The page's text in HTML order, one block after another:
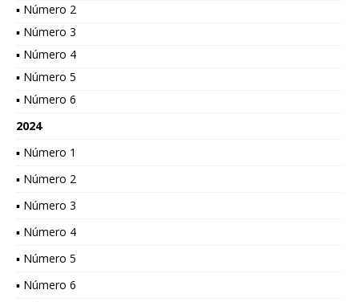
▪ Número 2
▪ Número 3
▪ Número 4
▪ Número 5
▪ Número 6
2024
▪ Número 1
▪ Número 2
▪ Número 3
▪ Número 4
▪ Número 5
▪ Número 6